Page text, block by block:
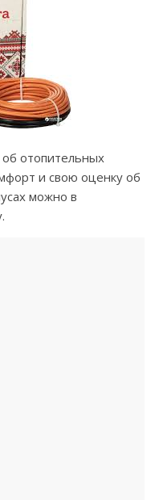
отопительных
и свою оценку об
можно в